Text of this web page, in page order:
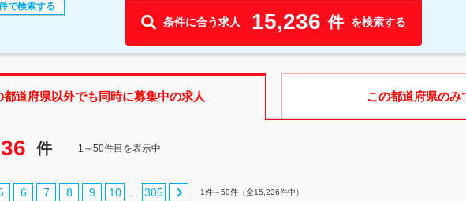
で検索する
条件に合う求人 15,236 件 を検索する
都道府県以外でも同時に募集中の求人 この都道府県のみ
件 1～50件目を表示中
6 7 8 9 10 … 305 1件～50件（全15,236件中）